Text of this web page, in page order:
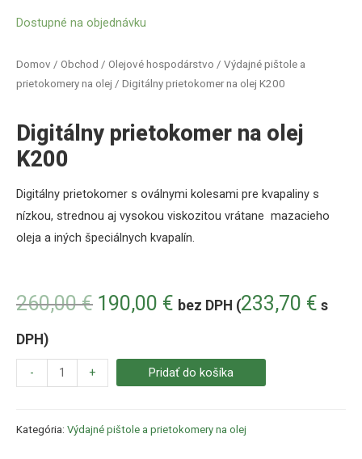
Domov / Obchod / Olejové hospodárstvo / Výdajné pištole a
prietokomery na olej / Digitálny prietokomer na olej K200
Digitálny prietokomer na olej
K200
260,00€ 190,00 € bez DPH (233,70 € s
DPH)
Digitálny prietokomer s oválnymi kolesami pre kvapaliny s
nízkou, strednou aj vysokou viskozitou vrátane mazacieho
oleja a iných špeciálnych kvapalín.
Dostupné na objednávku
- + Pridať do košíka
Kategória: Výdajné pištole a prietokomery na olej